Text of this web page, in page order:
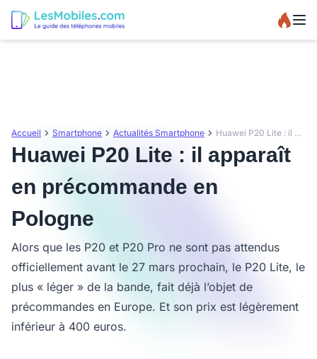
Accueil Smartphone Actualités Smartphone Huawei P20 Lite : il apparaît en précommande en Pologne
Huawei P20 Lite : il apparaît
en précommande en
Pologne
Alors que les P20 et P20 Pro ne sont pas attendus
officiellement avant le 27 mars prochain, le P20 Lite, le
plus « léger » de la bande, fait déjà l’objet de
précommandes en Europe. Et son prix est légèrement
inférieur à 400 euros.